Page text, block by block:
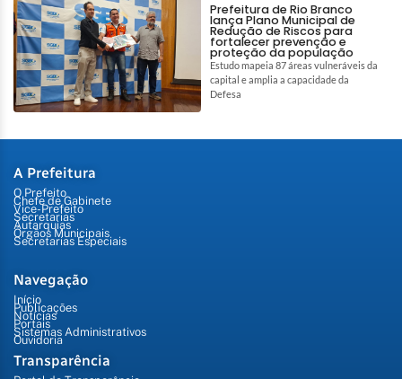
Prefeitura de Rio Branco
lança Plano Municipal de
Redução de Riscos para
fortalecer prevenção e
proteção da população
Estudo mapeia 87 áreas vulneráveis da
capital e amplia a capacidade da
Defesa
A Prefeitura
O Prefeito
Chefe de Gabinete
Vice-Prefeito
Secretarias
Autarquias
Órgãos Municipais
Secretarias Especiais
Navegação
Início
Publicações
Notícias
Portais
Sistemas Administrativos
Ouvidoria
Transparência